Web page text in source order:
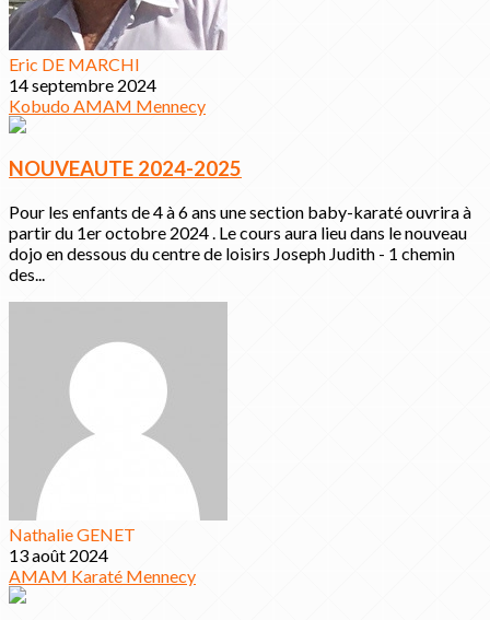
Eric DE MARCHI
14 septembre 2024
Kobudo AMAM Mennecy
NOUVEAUTE 2024-2025
Pour les enfants de 4 à 6 ans une section baby-karaté ouvrira à
partir du 1er octobre 2024 . Le cours aura lieu dans le nouveau
dojo en dessous du centre de loisirs Joseph Judith - 1 chemin
des...
Nathalie GENET
13 août 2024
AMAM Karaté Mennecy